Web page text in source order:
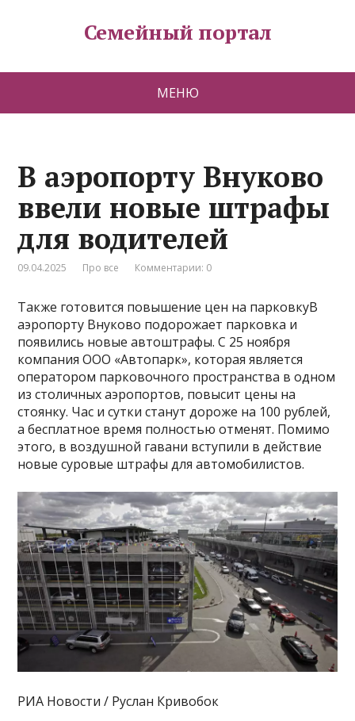
Семейный портал
МЕНЮ
В аэропорту Внуково
ввели новые штрафы
для водителей
09.04.2025 Про все Комментарии: 0
Также готовится повышение цен на парковкуВ
аэропорту Внуково подорожает парковка и
появились новые автоштрафы. С 25 ноября
компания ООО «Автопарк», которая является
оператором парковочного пространства в одном
из столичных аэропортов, повысит цены на
стоянку. Час и сутки станут дороже на 100 рублей,
а бесплатное время полностью отменят. Помимо
этого, в воздушной гавани вступили в действие
новые суровые штрафы для автомобилистов.
РИА Новости / Руслан Кривобок